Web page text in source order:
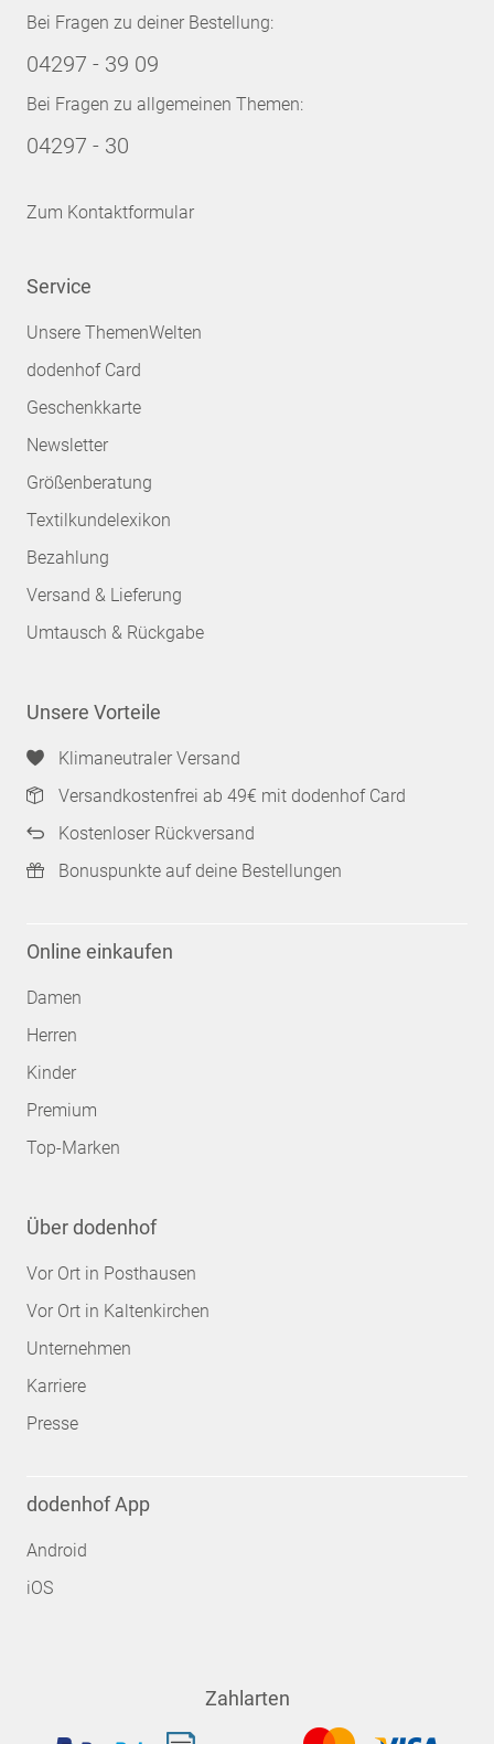
Bei Fragen zu deiner Bestellung:
04297 - 39 09
Bei Fragen zu allgemeinen Themen:
04297 - 30
Zum Kontaktformular
Service
Unsere ThemenWelten
dodenhof Card
Geschenkkarte
Newsletter
Größenberatung
Textilkundelexikon
Bezahlung
Versand & Lieferung
Umtausch & Rückgabe
Unsere Vorteile
Klimaneutraler Versand
Versandkostenfrei ab 49€ mit dodenhof Card
Kostenloser Rückversand
Bonuspunkte auf deine Bestellungen
Online einkaufen
Damen
Herren
Kinder
Premium
Top-Marken
Über dodenhof
Vor Ort in Posthausen
Vor Ort in Kaltenkirchen
Unternehmen
Karriere
Presse
dodenhof App
Android
iOS
Zahlarten